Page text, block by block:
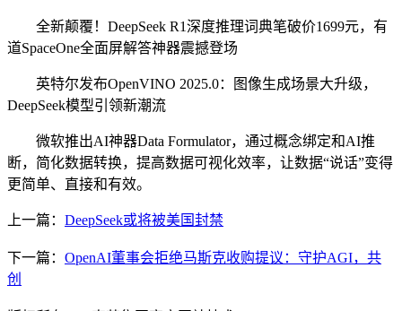
全新颠覆！DeepSeek R1深度推理词典笔破价1699元，有
道SpaceOne全面屏解答神器震撼登场
英特尔发布OpenVINO 2025.0：图像生成场景大升级，
DeepSeek模型引领新潮流
微软推出AI神器Data Formulator，通过概念绑定和AI推
断，简化数据转换，提高数据可视化效率，让数据“说话”变得
更简单、直接和有效。
上一篇： DeepSeek或将被美国封禁
下一篇： OpenAI董事会拒绝马斯克收购提议：守护AGI，共
创